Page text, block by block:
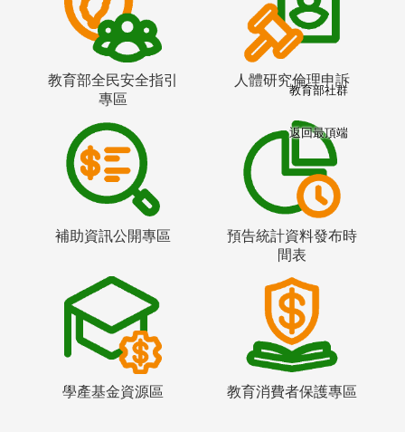
教育部全民安全指引
專區
人體研究倫理申訴
補助資訊公開專區
預告統計資料發布時
間表
學產基金資源區 教育消費者保護專區
教育部社群
返回最頂端